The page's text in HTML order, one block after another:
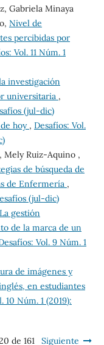
Gabriela Minaya
Nivel de
percibidas por
Vol. 11 Núm. 1
investigación
universitaria ,
(jul-dic)
hoy , Desafíos: Vol.
Mely Ruiz-Aquino ,
de búsqueda de
de Enfermería ,
(jul-dic)
La gestión
de la marca de un
Vol. 9 Núm. 1
de imágenes y
en estudiantes
10 Núm. 1 (2019):
de 161 Siguiente